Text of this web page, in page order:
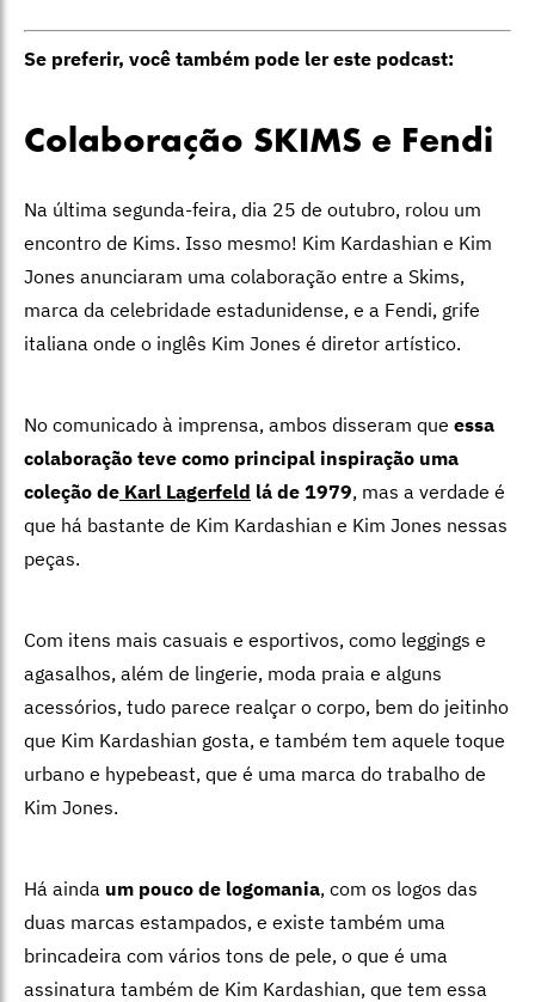
Se preferir, você também pode ler este podcast:
Colaboração SKIMS e Fendi
Na última segunda-feira, dia 25 de outubro, rolou um
encontro de Kims. Isso mesmo! Kim Kardashian e Kim
Jones anunciaram uma colaboração entre a Skims,
marca da celebridade estadunidense, e a Fendi, grife
italiana onde o inglês Kim Jones é diretor artístico.
No comunicado à imprensa, ambos disseram que essa
colaboração teve como principal inspiração uma
coleção de Karl Lagerfeld lá de 1979, mas a verdade é
que há bastante de Kim Kardashian e Kim Jones nessas
peças.
Com itens mais casuais e esportivos, como leggings e
agasalhos, além de lingerie, moda praia e alguns
acessórios, tudo parece realçar o corpo, bem do jeitinho
que Kim Kardashian gosta, e também tem aquele toque
urbano e hypebeast, que é uma marca do trabalho de
Kim Jones.
Há ainda um pouco de logomania, com os logos das
duas marcas estampados, e existe também uma
brincadeira com vários tons de pele, o que é uma
assinatura também de Kim Kardashian, que tem essa